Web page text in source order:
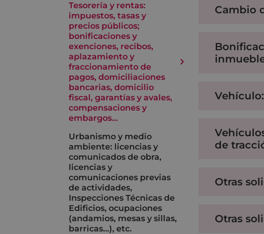
Cambio
de
Otras
Otras
Tesorería y rentas:
impuestos, tasas y
precios públicos;
bonificaciones y
exenciones, recibos,
aplazamiento y
fraccionamiento de
pagos, domiciliaciones
bancarias, domicilio
fiscal, garantías y avales,
compensaciones y
embargos…
Urbanismo y medio
ambiente: licencias y
comunicados de obra,
licencias y
comunicaciones previas
de actividades,
Inspecciones Técnicas de
Edificios, ocupaciones
(andamios, mesas y sillas,
barricas...), etc.